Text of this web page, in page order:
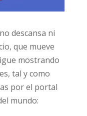
descansa ni
que mueve
mareantes,
ofrecidas
conocido del
las comunicaciones
podrá ejercer sus
C/ Guisando n. 34, 28035 –